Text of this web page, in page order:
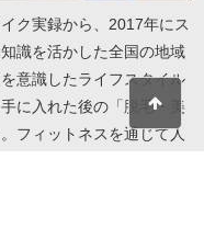
ク実録から、2017年にス
識を活かした全国の地域
意識したライフスタイル
に入れた後の「脱毛・美
フィットネスを通じて人